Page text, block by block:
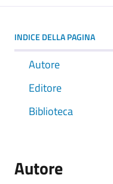
INDICE DELLA PAGINA
Autore
Editore
Biblioteca
Autore